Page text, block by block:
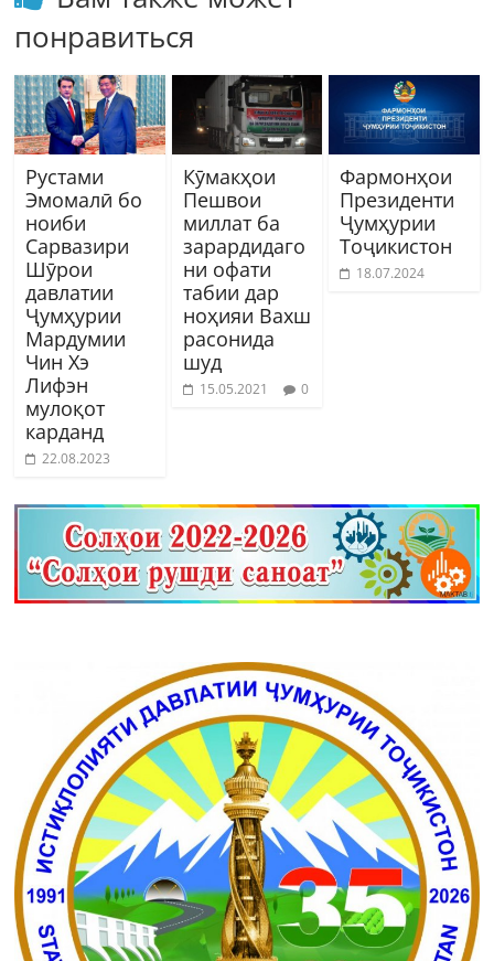
понравиться
Рустами
Эмомалӣ бо
ноиби
Сарвазири
Шӯрои
давлатии
Ҷумҳурии
Мардумии
Чин Хэ
Лифэн
мулоқот
карданд
22.08.2023
Кӯмакҳои
Пешвои
миллат ба
зарардидаго
ни офати
табии дар
ноҳияи Вахш
расонида
шуд
15.05.2021 0
Фармонҳои
Президенти
Ҷумҳурии
Тоҷикистон
18.07.2024